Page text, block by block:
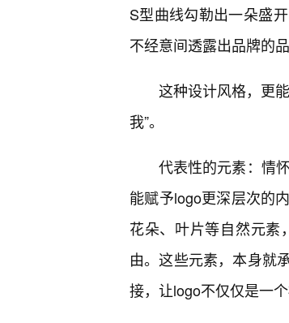
S型曲线勾勒出一朵盛
不经意间透露出品牌的
这种设计风格，更
我”。
代表性的元素：情
能赋予logo更深层次的
花朵、叶片等自然元素
由。这些元素，本身就
接，让logo不仅仅是一